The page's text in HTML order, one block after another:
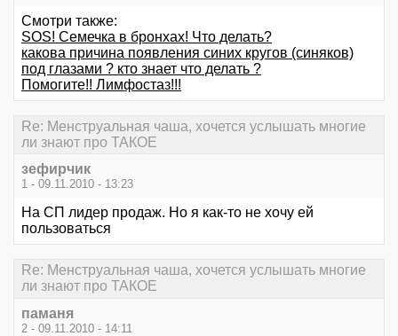
Смотри также:
SOS! Семечка в бронхах! Что делать?
какова причина появления синих кругов (синяков)
под глазами ? кто знает что делать ?
Помогите!! Лимфостаз!!!
Re: Менструальная чаша, хочется услышать многие
ли знают про ТАКОЕ
зефирчик
1 - 09.11.2010 - 13:23
На СП лидер продаж. Но я как-то не хочу ей
пользоваться
Re: Менструальная чаша, хочется услышать многие
ли знают про ТАКОЕ
паманя
2 - 09.11.2010 - 14:11